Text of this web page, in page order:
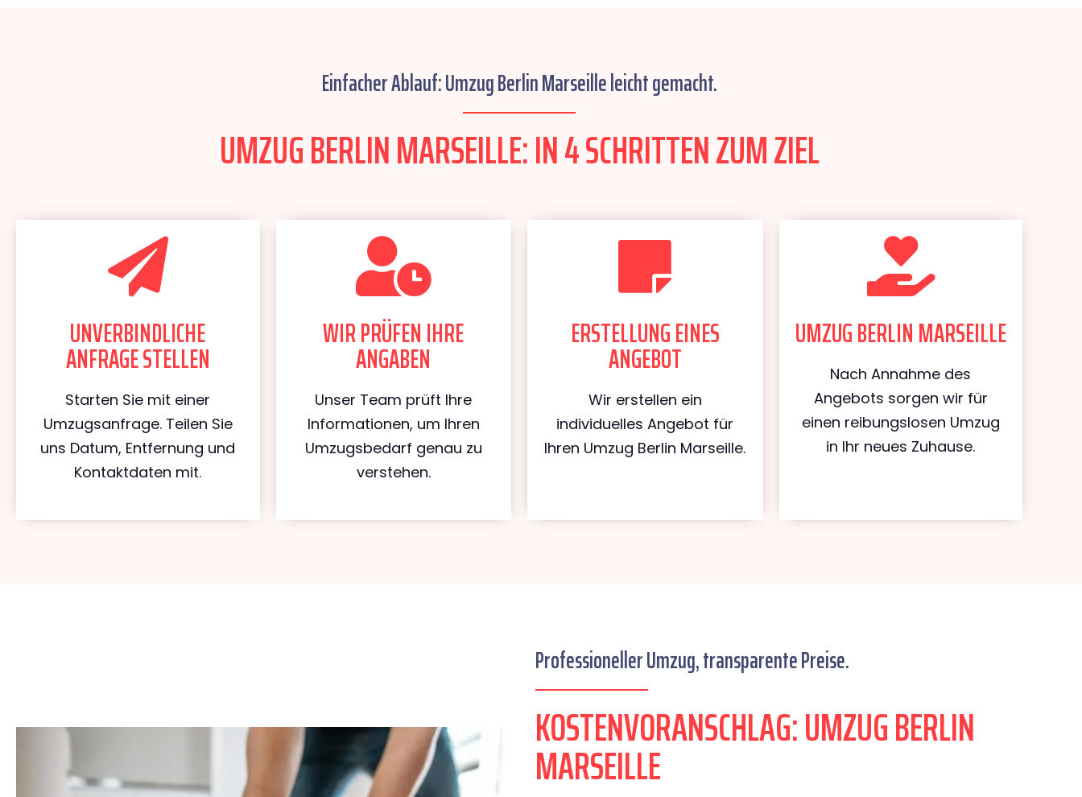
Einfacher Ablauf: Umzug Berlin Marseille leicht gemacht.
UMZUG BERLIN MARSEILLE: IN 4 SCHRITTEN ZUM ZIEL
UNVERBINDLICHE
ANFRAGE STELLEN
Starten Sie mit einer
Umzugsanfrage. Teilen Sie
uns Datum, Entfernung und
Kontaktdaten mit.
WIR PRÜFEN IHRE
ANGABEN
Unser Team prüft Ihre
Informationen, um Ihren
Umzugsbedarf genau zu
verstehen.
ERSTELLUNG EINES
ANGEBOT
Wir erstellen ein
individuelles Angebot für
Ihren Umzug Berlin Marseille.
UMZUG BERLIN MARSEILLE
Nach Annahme des
Angebots sorgen wir für
einen reibungslosen Umzug
in Ihr neues Zuhause.
Professioneller Umzug, transparente Preise.
KOSTENVORANSCHLAG: UMZUG BERLIN
MARSEILLE